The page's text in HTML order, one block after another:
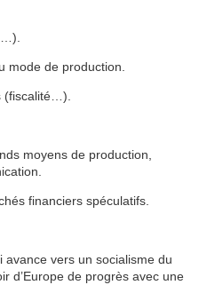
mode de production.
(fiscalité…).
moyens de production,
financiers spéculatifs.
vers un socialisme du
d’Europe de progrès avec une